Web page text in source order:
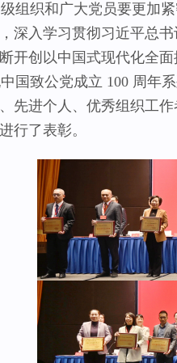
组织和广大党员要更加
深入学习贯彻习近平总
开创以中国式现代化全
国致公党成立 100 周年
先进个人、优秀组织工
行了表彰。